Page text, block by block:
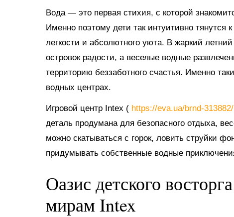
Вода — это первая стихия, с которой
Именно поэтому дети так интуитивно тянутся
легкости и абсолютного уюта. В жаркий
островок радости, а веселые водные
территорию беззаботного счастья. Именно
водных центрах.
Игровой центр Intex ( https://eva.ua/brnd-313882/
деталь продумана для безопасного отдыха,
можно скатываться с горок, ловить струйки
придумывать собственные водные
Оазис детского
мирам Intex